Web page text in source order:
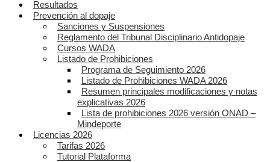
Resultados
Prevención al dopaje
Sanciones y Suspensiones
Reglamento del Tribunal Disciplinario Antidopaje
Cursos WADA
Listado de Prohibiciones
Programa de Seguimiento 2026
Listado de Prohibiciones WADA 2026
Resumen principales modificaciones y notas
explicativas 2026
Lista de prohibiciones 2026 versión ONAD –
Mindeporte
Licencias 2026
Tarifas 2026
Tutorial Plataforma